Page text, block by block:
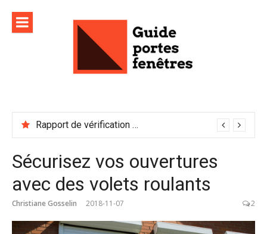
contenu
Rapport de vérification sécurité : à conserver précieusement
Sécurisez vos ouvertures
avec des volets roulants
Christiane Gosselin 2018-11-07 2